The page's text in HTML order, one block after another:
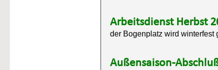
Arbeitsdienst Herbst
der Bogenplatz wird winterfest
Außensaison-